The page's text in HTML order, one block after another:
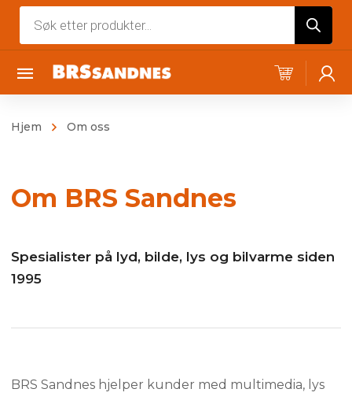
Hjem Om oss
Om BRS Sandnes
Spesialister på lyd, bilde, lys og bilvarme siden
1995
BRS Sandnes hjelper kunder med multimedia, lys